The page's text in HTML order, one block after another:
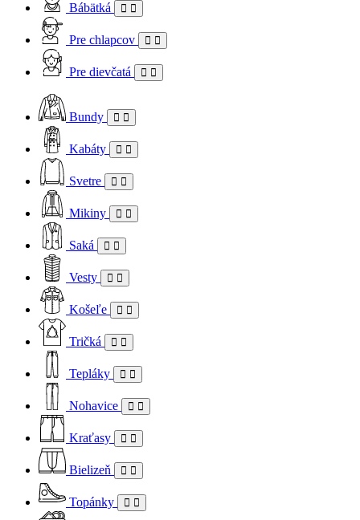
Bábätká
Pre chlapcov
Pre dievčatá
Bundy
Kabáty
Svetre
Mikiny
Saká
Vesty
Košeľe
Tričká
Tepláky
Nohavice
Kraťasy
Bielizeň
Topánky